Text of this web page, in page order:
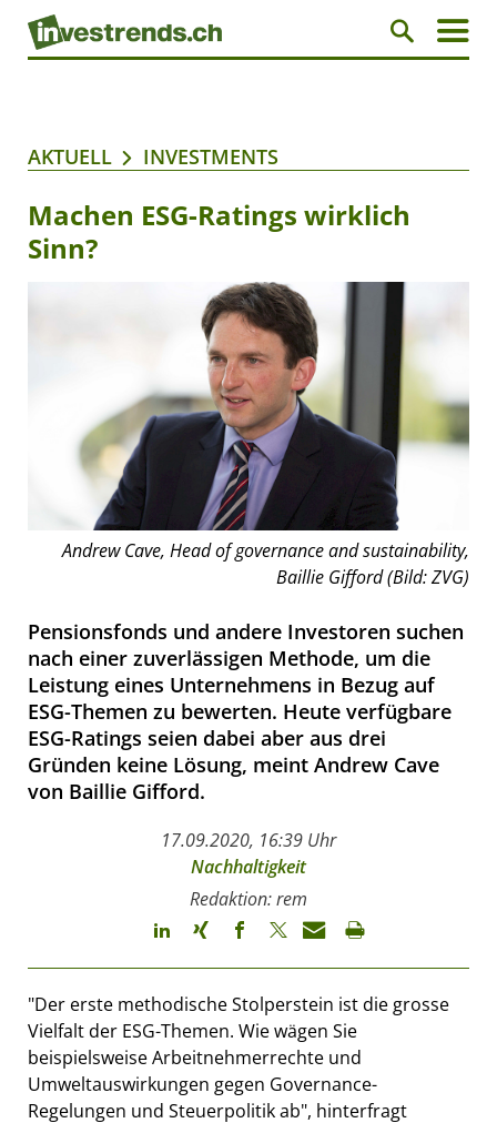
AKTUELL INVESTMENTS
Machen ESG-Ratings wirklich
Sinn?
Andrew Cave, Head of governance and sustainability,
Baillie Gifford (Bild: ZVG)
Pensionsfonds und andere Investoren suchen
nach einer zuverlässigen Methode, um die
Leistung eines Unternehmens in Bezug auf
ESG-Themen zu bewerten. Heute verfügbare
ESG-Ratings seien dabei aber aus drei
Gründen keine Lösung, meint Andrew Cave
von Baillie Gifford.
17.09.2020, 16:39 Uhr
Nachhaltigkeit
Redaktion: rem
"Der erste methodische Stolperstein ist die grosse
Vielfalt der ESG-Themen. Wie wägen Sie
beispielsweise Arbeitnehmerrechte und
Umweltauswirkungen gegen Governance-
Regelungen und Steuerpolitik ab", hinterfragt